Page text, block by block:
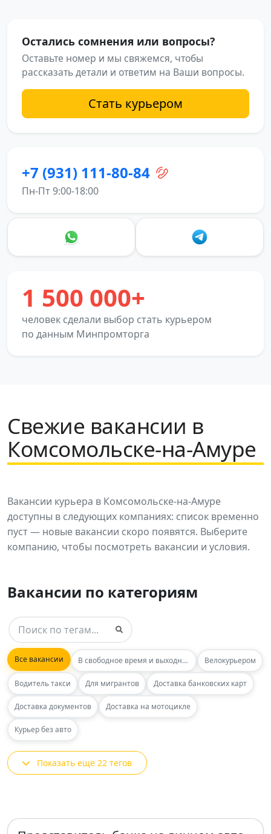
Остались сомнения или вопросы?
Оставьте номер и мы свяжемся, чтобы
рассказать детали и ответим на Ваши вопросы.
Стать курьером
+7 (931) 111-80-84
Пн-Пт 9:00-18:00
1 500 000+
человек сделали выбор стать курьером
по данным Минпромторга
Свежие вакансии в
Комсомольске-на-Амуре
Вакансии курьера в Комсомольске-на-Амуре
доступны в следующих компаниях: список временно
пуст — новые вакансии скоро появятся. Выберите
компанию, чтобы посмотреть вакансии и условия.
Вакансии по категориям
Все вакансии В свободное время и выходные Велокурьером
Водитель такси Для мигрантов Доставка банковских карт
Доставка документов Доставка на мотоцикле
Курьер без авто
Показать еще 22 тегов